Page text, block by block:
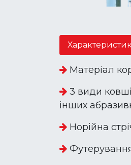
Матеріал
3 види
інших
Норійна